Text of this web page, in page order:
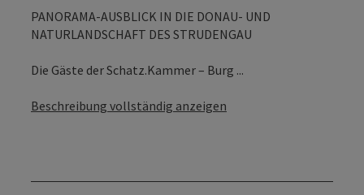
PANORAMA-AUSBLICK IN DIE DONAU- UND
NATURLANDSCHAFT DES STRUDENGAU
Die Gäste der Schatz.Kammer – Burg ...
Beschreibung vollständig anzeigen